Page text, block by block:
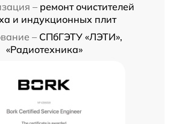
– ремонт очистителей
и индукционных плит
– СПбГЭТУ «ЛЭТИ»,
«Радиотехника»